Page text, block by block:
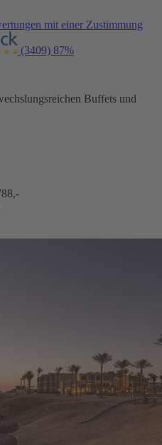
mit einer Zustimmung
(3409) 87%
Buffets und